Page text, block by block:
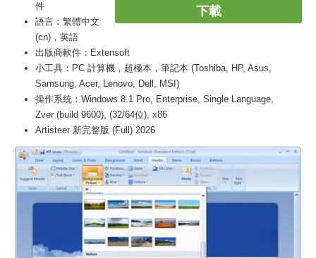
下載
件
語言：繁體中文
(cn)，英語
出版商軟件：Extensoft
小工具：PC 計算機，超極本，筆記本 (Toshiba, HP, Asus,
Samsung, Acer, Lenovo, Dell, MSI)
操作系統：Windows 8.1 Pro, Enterprise, Single Language,
Zver (build 9600), (32/64位), x86
Artisteer 新完整版 (Full) 2026